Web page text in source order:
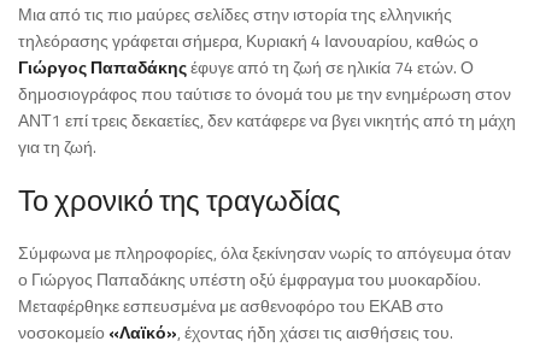
Μια από τις πιο μαύρες σελίδες στην ιστορία της ελληνικής
τηλεόρασης γράφεται σήμερα, Κυριακή 4 Ιανουαρίου, καθώς ο
Γιώργος Παπαδάκηςέφυγε από τη ζωή σε ηλικία 74 ετών. Ο
δημοσιογράφος που ταύτισε το όνομά του με την ενημέρωση στον
ΑΝΤ1 επί τρεις δεκαετίες, δεν κατάφερε να βγει νικητής από τη μάχη
για τη ζωή.
Το χρονικό της τραγωδίας
Σύμφωνα με πληροφορίες, όλα ξεκίνησαν νωρίς το απόγευμα όταν
ο Γιώργος Παπαδάκης υπέστη οξύ έμφραγμα του μυοκαρδίου.
Μεταφέρθηκε εσπευσμένα με ασθενοφόρο του ΕΚΑΒ στο
νοσοκομείο«Λαϊκό», έχοντας ήδη χάσει τις αισθήσεις του.